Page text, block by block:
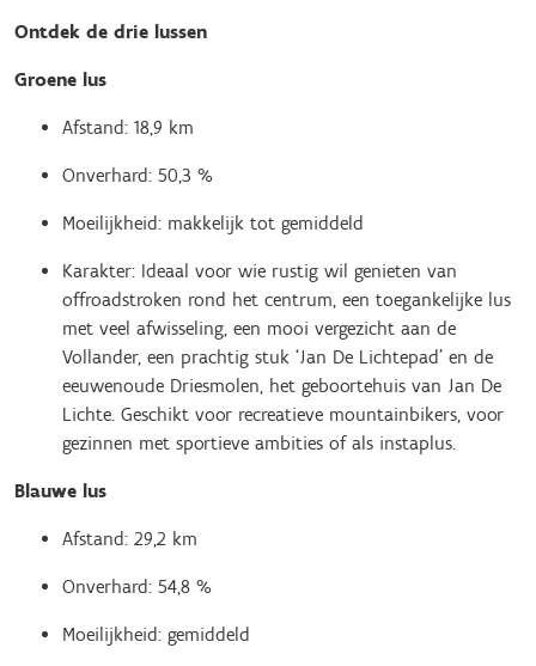
Ontdek de drie lussen
Groene lus
Afstand: 18,9 km
Onverhard: 50,3 %
Moeilijkheid: makkelijk tot gemiddeld
Karakter: Ideaal voor wie rustig wil genieten van
offroadstroken rond het centrum, een toegankelijke lus
met veel afwisseling, een mooi vergezicht aan de
Vollander, een prachtig stuk ‘Jan De Lichtepad’ en de
eeuwenoude Driesmolen, het geboortehuis van Jan De
Lichte. Geschikt voor recreatieve mountainbikers, voor
gezinnen met sportieve ambities of als instaplus.
Blauwe lus
Afstand: 29,2 km
Onverhard: 54,8 %
Moeilijkheid: gemiddeld